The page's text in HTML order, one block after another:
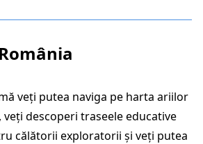
veți putea naviga pe harta ariilor
descoperi traseele educative
călătorii exploratorii și veți putea